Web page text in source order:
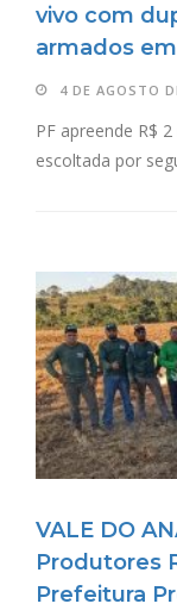
vivo com
armados
4 DE AGOSTO
PF apreende R$
escoltada por
VALE DO
Produtores
Prefeitura